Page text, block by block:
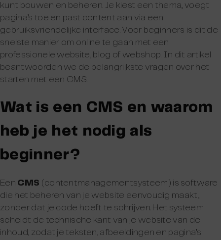
kunt bouwen en beheren. Je kiest een thema, voegt
pagina’s toe en past content aan via een
gebruiksvriendelijke interface. Voor beginners is dit de
snelste manier om online te gaan met een
professionele website, blog of webshop. In dit artikel
beantwoorden we de belangrijkste vragen over het
starten met een CMS.
Wat is een CMS en waarom
heb je het nodig als
beginner?
Een CMS (contentmanagementsysteem) is software
die het beheren van je website eenvoudig maakt,
zonder dat je code hoeft te schrijven. Het systeem
scheidt de technische kant van je website van de
inhoud, zodat je teksten, afbeeldingen en pagina’s